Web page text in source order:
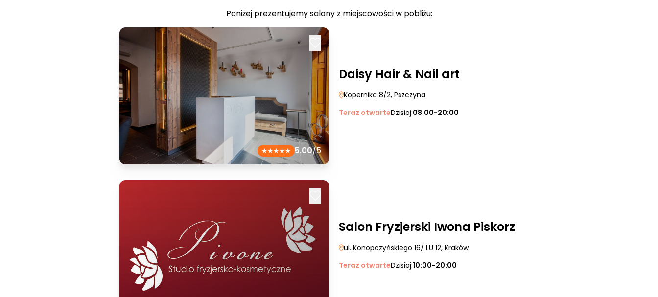
Poniżej prezentujemy salony z miejscowości w pobliżu:
5.00/5
Daisy Hair & Nail art
Kopernika 8/2, Pszczyna
Teraz otwarteDzisiaj:08:00-20:00
Salon Fryzjerski Iwona Piskorz
ul. Konopczyńskiego 16/ LU 12, Kraków
Teraz otwarteDzisiaj:10:00-20:00